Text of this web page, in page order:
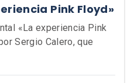
Pink Floyd»
«La experiencia Pink
Sergio Calero, que